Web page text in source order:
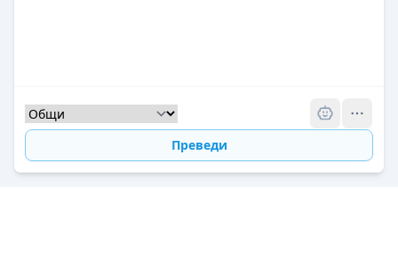
Преведи